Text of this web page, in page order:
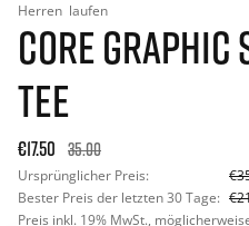
Herren laufen
CORE GRAPHIC
TEE
€17.50 35.00
Ursprünglicher Preis:
Bester Preis der letzten 30 Tage:
Preis inkl. 19% MwSt.,